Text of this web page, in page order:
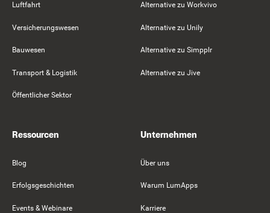
Luftfahrt
Versicherungswesen
Bauwesen
Transport & Logistik
Öffentlicher Sektor
Alternative zu Workvivo
Alternative zu Unily
Alternative zu Simpplr
Alternative zu Jive
Ressourcen
Blog
Erfolgsgeschichten
Events & Webinare
Unternehmen
Über uns
Warum LumApps
Karriere